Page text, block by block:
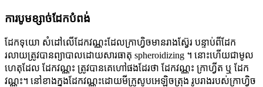
ការបូមខ្សាច់ដែកបំពង់
ដែកទុយោ សំដៅលើដែកវណ្ណះដែលក្រាហ្វិចមានរាងស្វ៊ែរ បន្ទាប់ពីដែក
រលាយត្រូវបានព្យាបាលដោយសារធាតុ spheroidizing ។ នោះហើយជាមូល
ហេតុដែល ដែកវណ្ណះ ត្រូវបានគេហៅផងដែរថា ដែកវណ្ណះ ក្រាហ្វីត ឬ ដែក
វណ្ណះ។ នៅខាងក្នុងដែកវណ្ណះដោយមីក្រូសូបអេឡិចត្រុង រូបរាងរបស់ក្រាហ្វិច